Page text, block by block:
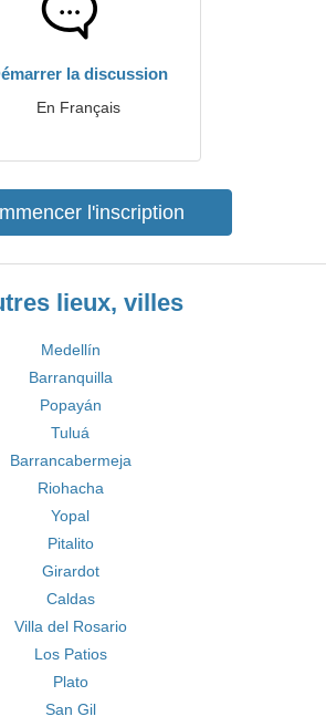
la discussion
En Français
l'inscription
lieux, villes
Medellín
Barranquilla
Popayán
Tuluá
Barrancabermeja
Riohacha
Yopal
Pitalito
Girardot
Caldas
Villa del Rosario
Los Patios
Plato
San Gil